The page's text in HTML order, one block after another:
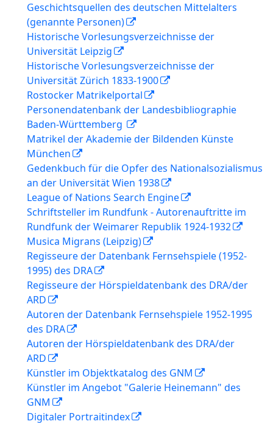
Geschichtsquellen des deutschen Mittelalters
(genannte Personen)
Historische Vorlesungsverzeichnisse der
Universität Leipzig
Historische Vorlesungsverzeichnisse der
Universität Zürich 1833-1900
Rostocker Matrikelportal
Personendatenbank der Landesbibliographie
Baden-Württemberg
Matrikel der Akademie der Bildenden Künste
München
Gedenkbuch für die Opfer des Nationalsozialismus
an der Universität Wien 1938
League of Nations Search Engine
Schriftsteller im Rundfunk - Autorenauftritte im
Rundfunk der Weimarer Republik 1924-1932
Musica Migrans (Leipzig)
Regisseure der Datenbank Fernsehspiele (1952-
1995) des DRA
Regisseure der Hörspieldatenbank des DRA/der
ARD
Autoren der Datenbank Fernsehspiele 1952-1995
des DRA
Autoren der Hörspieldatenbank des DRA/der
ARD
Künstler im Objektkatalog des GNM
Künstler im Angebot "Galerie Heinemann" des
GNM
Digitaler Portraitindex